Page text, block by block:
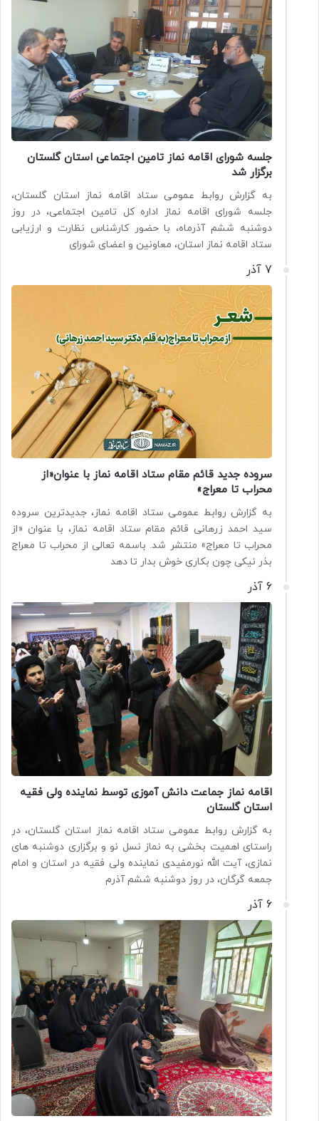
جلسه شورای اقامه نماز تامین اجتماعی استان گلستان
برگزار شد
به گزارش روابط عمومی ستاد اقامه نماز استان گلستان،
جلسه شورای اقامه نماز اداره کل تامین اجتماعی، در روز
دوشنبه ششم آذرماه، با حضور کارشناس نظارت و ارزیابی
ستاد اقامه نماز استان، معاونین و اعضای شورای
7 آذر
سروده جدید قائم مقام ستاد اقامه نماز با عنوان«از
محراب تا معراج»
به گزارش روابط عمومی ستاد اقامه نماز، جدیدترین سروده
سید احمد زرهانی قائم مقام ستاد اقامه نماز، با عنوان «از
محراب تا معراج» منتشر شد. باسمه تعالی از محراب تا معراج
بذر نیکی چون بکاری خوش بدار تا دهد
6 آذر
اقامه نماز جماعت دانش آموزی توسط نماینده ولی فقیه
استان گلستان
به گزارش روابط عمومی ستاد اقامه نماز استان گلستان، در
راستای اهمیت بخشی به نماز نسل نو و برگزاری دوشنبه های
نمازی، آیت الله نورمفیدی نماینده ولی فقیه در استان و امام
جمعه گرگان، در روز دوشنبه ششم آذرم
6 آذر